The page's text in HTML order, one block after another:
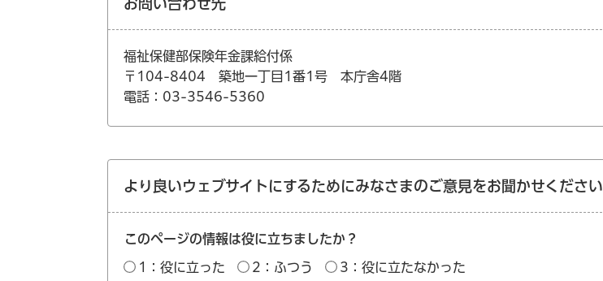
お問い合わせ先
福祉保健部保険年金課給付係
〒104-8404 築地一丁目1番1号 本庁舎4階
電話：03-3546-5360
より良いウェブサイトにするためにみなさまのご意見をお聞かせください
このページの情報は役に立ちましたか？
1：役に立った 2：ふつう 3：役に立たなかった